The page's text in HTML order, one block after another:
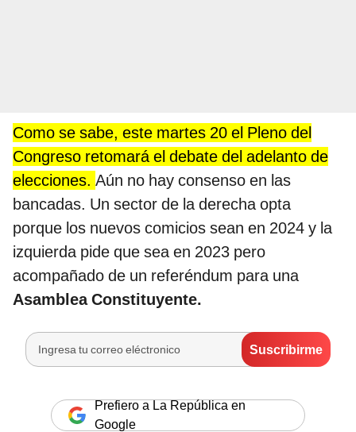
Como se sabe, este martes 20 el Pleno del
Congreso retomará el debate del adelanto de
elecciones. Aún no hay consenso en las
bancadas. Un sector de la derecha opta
porque los nuevos comicios sean en 2024 y la
izquierda pide que sea en 2023 pero
acompañado de un referéndum para una
Asamblea Constituyente.
Prefiero a La República en
Google